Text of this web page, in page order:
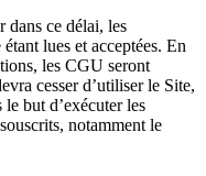
dans ce délai, les
lues et acceptées. En
les CGU seront
cesser d’utiliser le Site,
but d’exécuter les
notamment le